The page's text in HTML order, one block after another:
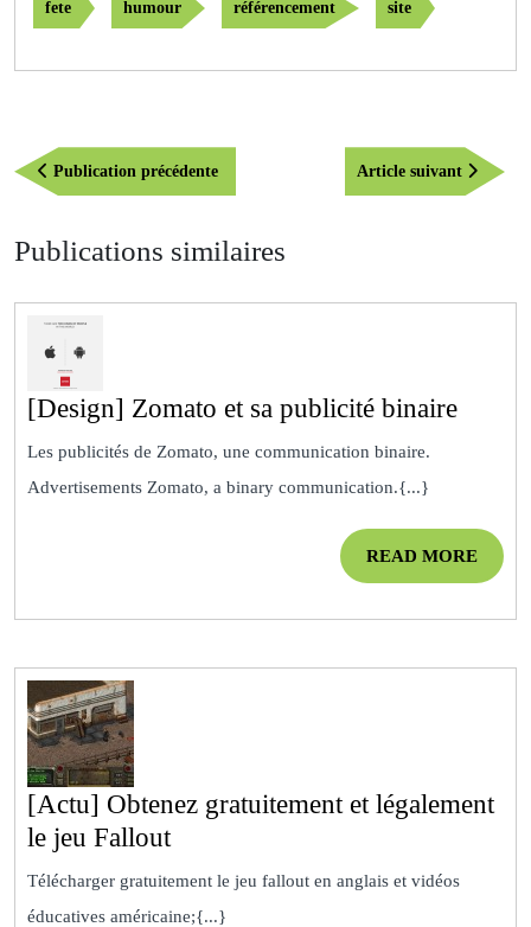
fete humour référencement site
Navigation
de
Publication précédentePublication
précédente
Article suivant
Article
suivant
Publications similaires
[Design] Zomato et sa publicité binaire
binaire
Les publicités de Zomato, une communication binaire.
Advertisements Zomato, a binary communication.{...}
READ MOREREAD
MORE
[Actu] Obtenez gratuitement et légalement
le jeu Fallout[Actu]
Obtenez
Télécharger gratuitement le jeu fallout en anglais et vidéos
éducatives américaine;{...}